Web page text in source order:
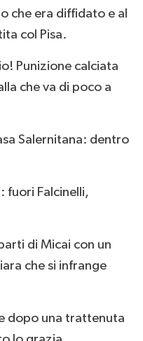
che era diffidato e al
col Pisa.
Punizione calciata
che va di poco a
Salernitana: dentro
fuori Falcinelli,
di Micai con un
che si infrange
dopo una trattenuta